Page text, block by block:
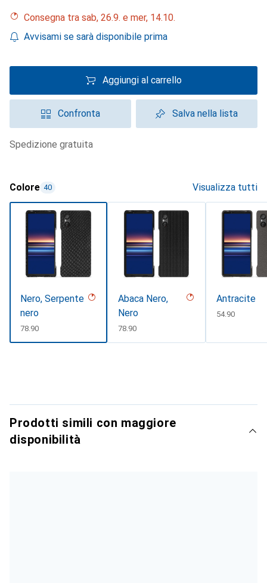
Consegna tra sab, 26.9. e mer, 14.10.
Avvisami se sarà disponibile prima
Aggiungi al carrello
Confronta Salva nella lista
spedizione gratuita
Colore 40 Visualizza tutti
Nero, Serpente
nero
CHF
78.90
Abaca Nero,
Nero
CHF
78.90
Antracite
CHF
54.90
Prodotti simili con maggiore
disponibilità